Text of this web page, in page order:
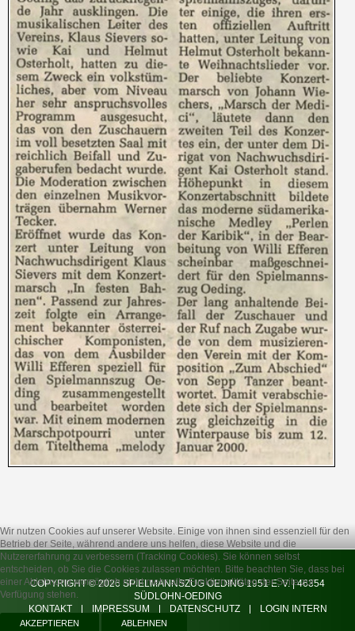
COPYRIGHT © 2026 SPIELMANNSZUG OEDING 1951 E. V. | 46354
SÜDLOHN-OEDING
KONTAKT
IMPRESSUM DATENSCHUTZ LOGIN INTERN
Wir nutzen Cookies auf unserer Website. Einige von ihnen sind essenziell für den
Betrieb der Seite, während andere uns helfen, diese Website und die
Nutzererfahrung zu verbessern (Tracking Cookies). Sie können selbst
entscheiden, ob Sie die Cookies zulassen möchten. Bitte beachten Sie, dass bei
einer Ablehnung womöglich nicht mehr alle Funktionalitäten der Seite zur
Verfügung stehen.
AKZEPTIEREN ABLEHNEN